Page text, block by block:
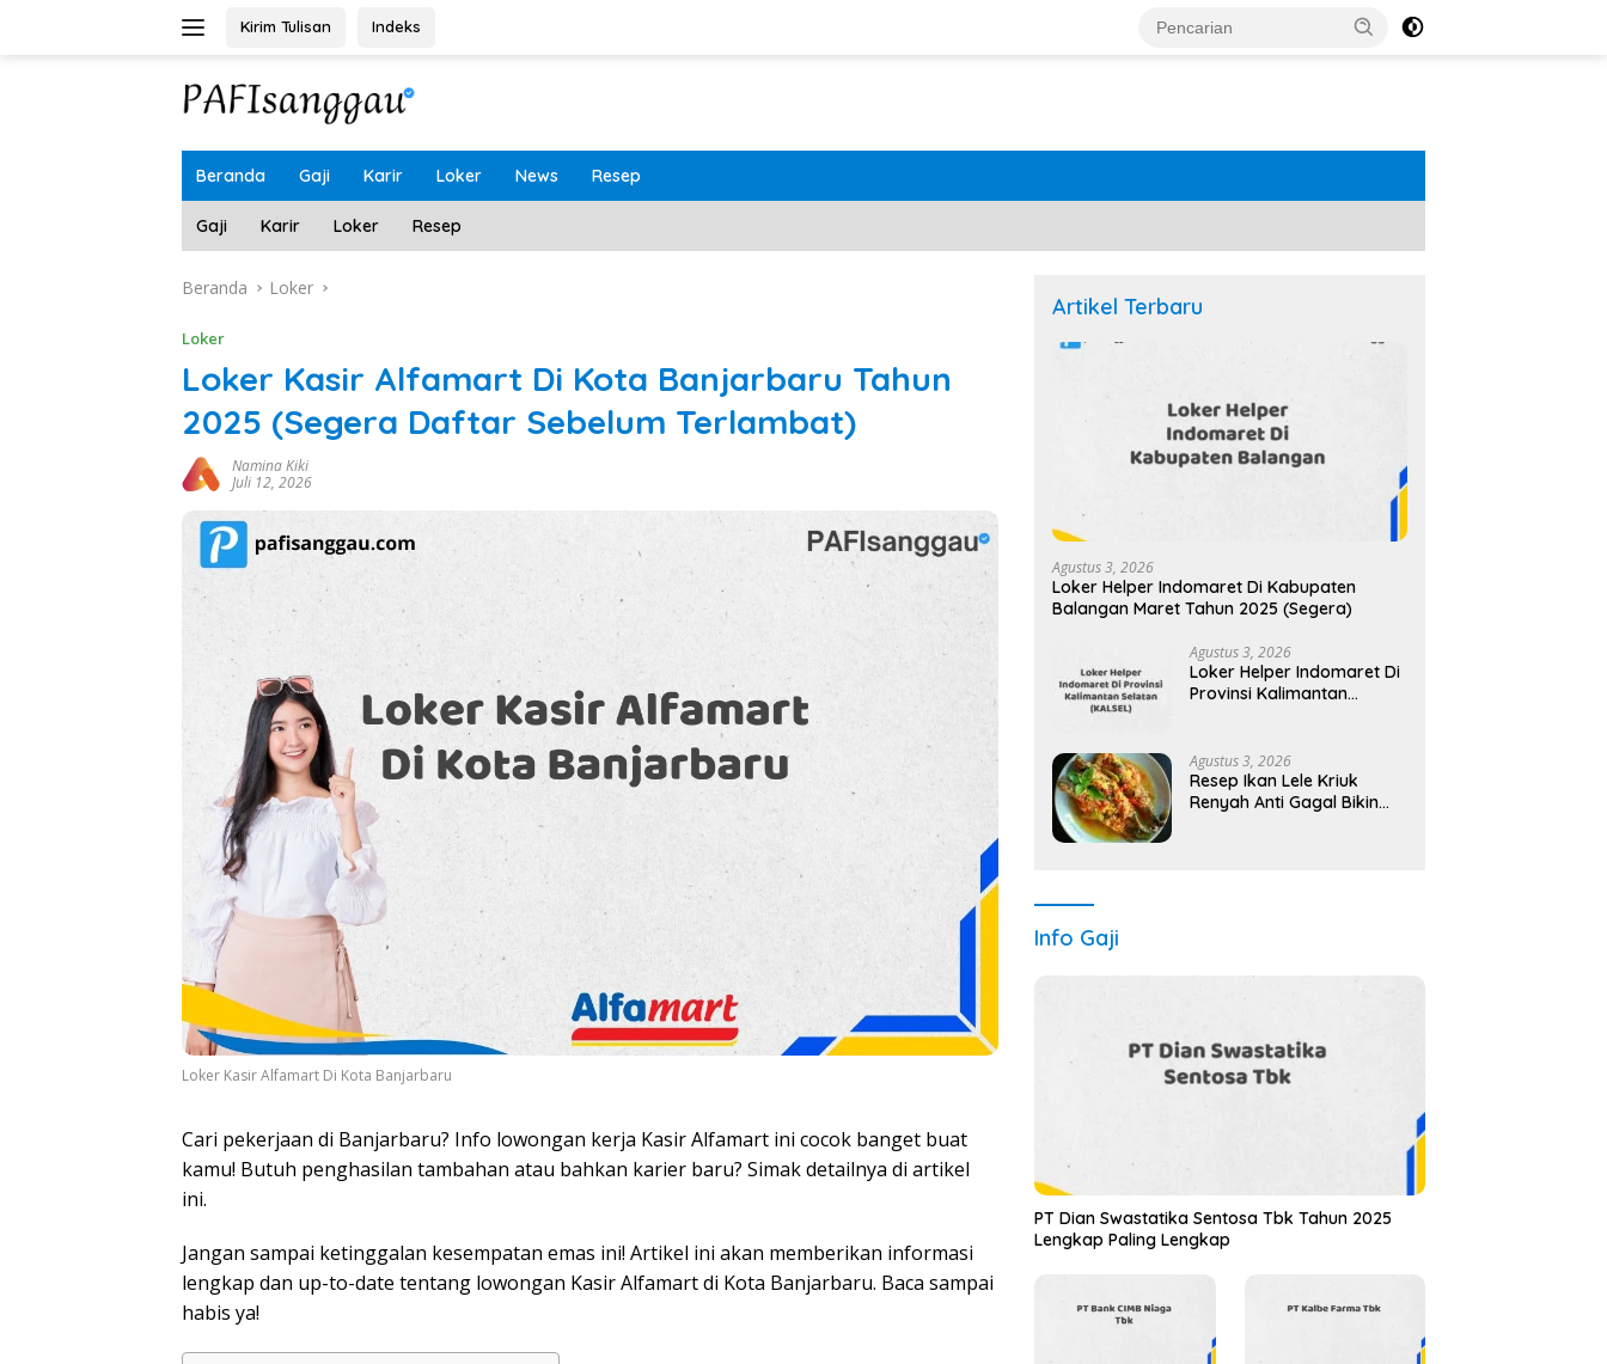
Kirim Tulisan Indeks
Beranda Gaji Karir Loker News Resep
Gaji Karir Loker Resep
Beranda Loker
Loker
Loker Kasir Alfamart Di Kota Banjarbaru Tahun
2025 (Segera Daftar Sebelum Terlambat)
Namina Kiki
Juli 12, 2026
Loker Kasir Alfamart Di Kota Banjarbaru
Cari pekerjaan di Banjarbaru? Info lowongan kerja Kasir Alfamart ini cocok banget buat
kamu! Butuh penghasilan tambahan atau bahkan karier baru? Simak detailnya di artikel
ini.
Jangan sampai ketinggalan kesempatan emas ini! Artikel ini akan memberikan informasi
lengkap dan up-to-date tentang lowongan Kasir Alfamart di Kota Banjarbaru. Baca sampai
habis ya!
Artikel Terbaru
Agustus 3, 2026
Loker Helper Indomaret Di Kabupaten
Balangan Maret Tahun 2025 (Segera)
Agustus 3, 2026
Loker Helper Indomaret Di
Provinsi Kalimantan
Agustus 3, 2026
Resep Ikan Lele Kriuk
Renyah Anti Gagal Bikin
Info Gaji
PT Dian Swastatika Sentosa Tbk Tahun 2025
Lengkap Paling Lengkap